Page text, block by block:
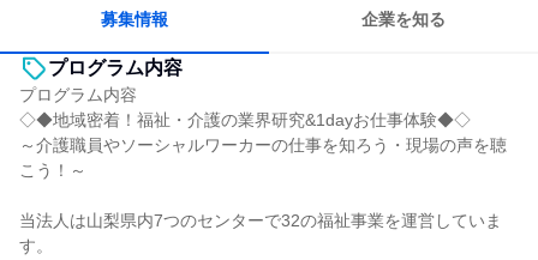
募集情報 企業を知る
プログラム内容
プログラム内容
◇◆地域密着！福祉・介護の業界研究&1dayお仕事体験◆◇
～介護職員やソーシャルワーカーの仕事を知ろう・現場の声を聴
こう！～
当法人は山梨県内7つのセンターで32の福祉事業を運営していま
す。